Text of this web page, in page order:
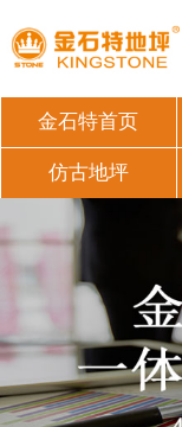
金石特首页
仿古地坪